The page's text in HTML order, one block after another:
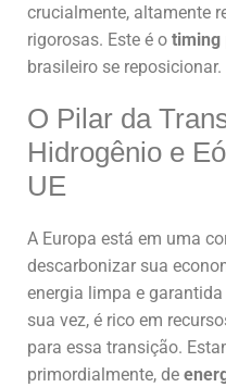
crucialmente, altamente
rigorosas. Este é o timing
brasileiro se reposicionar.
O Pilar da
Hidrogênio e
UE
A Europa está em uma
descarbonizar sua
energia limpa e garantida
sua vez, é rico em
para essa transição.
primordialmente, de